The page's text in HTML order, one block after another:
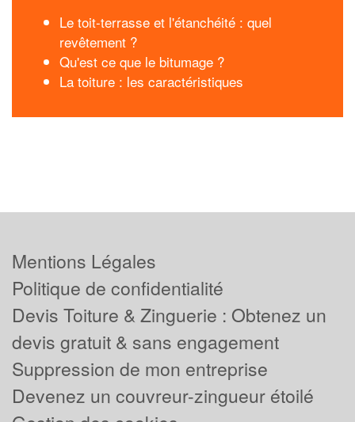
Le toit-terrasse et l'étanchéité : quel
revêtement ?
Qu'est ce que le bitumage ?
La toiture : les caractéristiques
Mentions Légales
Politique de confidentialité
Devis Toiture & Zinguerie : Obtenez un
devis gratuit & sans engagement
Suppression de mon entreprise
Devenez un couvreur-zingueur étoilé